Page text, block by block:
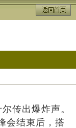
传出爆炸声。
会结束后，搭